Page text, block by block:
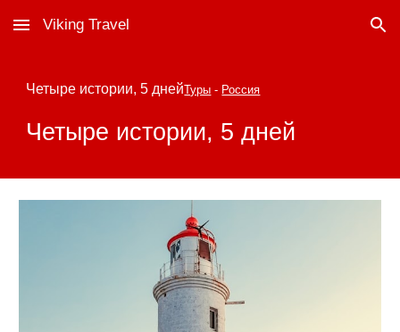
Skip to main content Skip to navigation
Viking Travel
Четыре истории, 5 днейТуры - Россия
Четыре истории, 5 дней